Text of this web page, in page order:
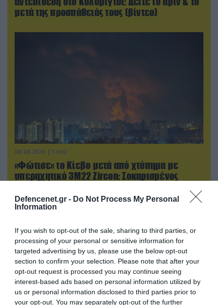
Defencenet.gr - Do Not Process My Personal
Information
If you wish to opt-out of the sale, sharing to third parties, or
processing of your personal or sensitive information for
targeted advertising by us, please use the below opt-out
section to confirm your selection. Please note that after your
opt-out request is processed you may continue seeing
interest-based ads based on personal information utilized by
us or personal information disclosed to third parties prior to
your opt-out. You may separately opt-out of the further
μετά της προσπάθειάς τους (βίντεο)
08.08.2026 | 14:02
«Φώτισε» το Κίεβο μετά από χτύπημα με
υπερηχητικό 3M22 Zircon: Σοκαρισμένος